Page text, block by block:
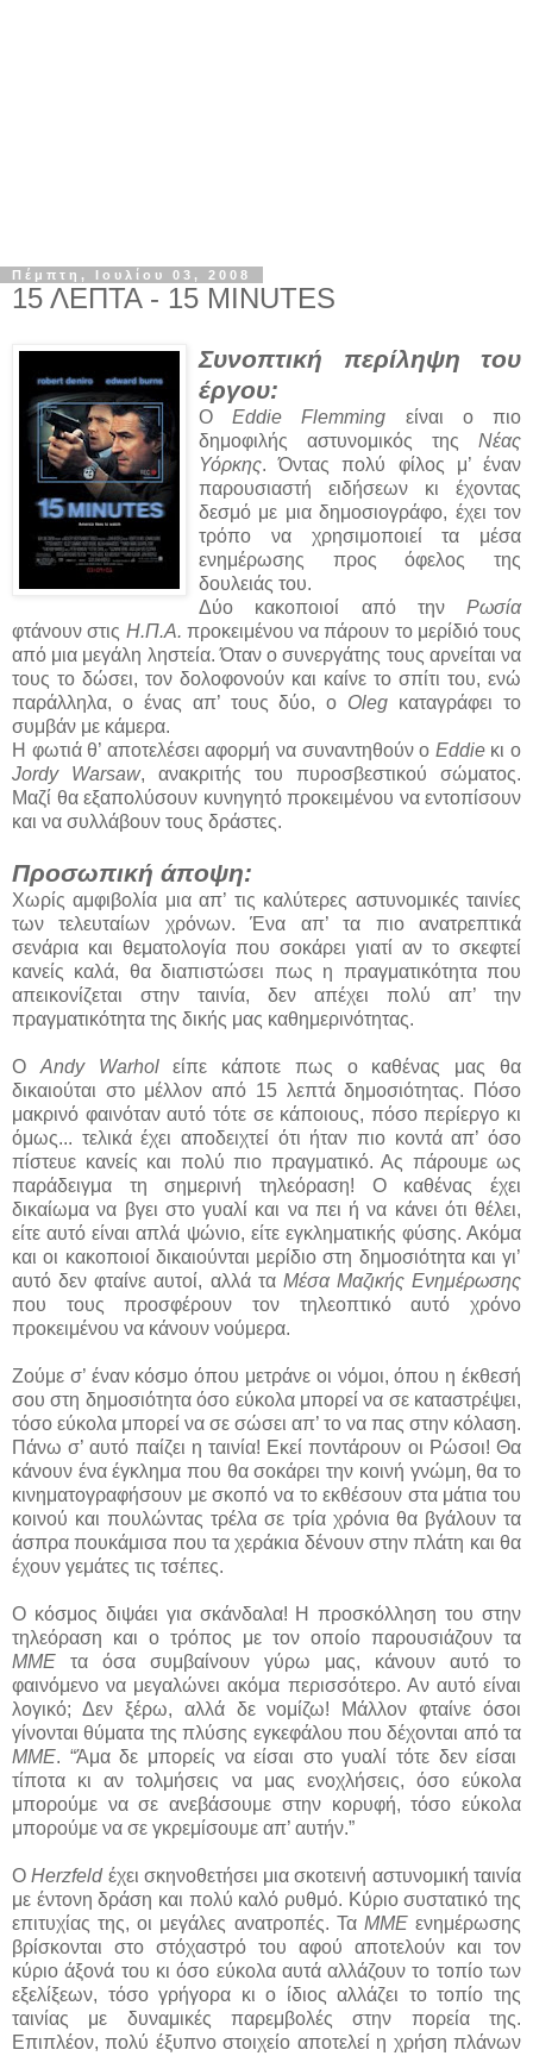
Πέμπτη, Ιουλίου 03, 2008
15 ΛΕΠΤΑ - 15 MINUTES
Συνοπτική περίληψη του
έργου:
ΟEddie Flemming είναι ο πιο
δημοφιλής αστυνομικός της Νέας
Υόρκης. Όντας πολύ φίλος μ’ έναν
παρουσιαστή ειδήσεων κι έχοντας
δεσμό με μια δημοσιογράφο, έχει τον
τρόπο να χρησιμοποιεί τα μέσα
ενημέρωσης προς όφελος της
δουλειάς του.
Δύο κακοποιοί από την Ρωσία
φτάνουν στις Η.Π.Α. προκειμένου να πάρουν το μερίδιό τους
από μια μεγάλη ληστεία. Όταν ο συνεργάτης τους αρνείται να
τους το δώσει, τον δολοφονούν και καίνε το σπίτι του, ενώ
παράλληλα, ο ένας απ’ τους δύο, ο Oleg καταγράφει το
συμβάν με κάμερα.
Η φωτιά θ’ αποτελέσει αφορμή να συναντηθούν ο Eddieκι ο
Jordy Warsaw, ανακριτής του πυροσβεστικού σώματος.
Μαζί θα εξαπολύσουν κυνηγητό προκειμένου να εντοπίσουν
και να συλλάβουν τους δράστες.
Προσωπική άποψη:
Χωρίς αμφιβολία μια απ’ τις καλύτερες αστυνομικές ταινίες
των τελευταίων χρόνων. Ένα απ’ τα πιο ανατρεπτικά
σενάρια και θεματολογία που σοκάρει γιατί αν το σκεφτεί
κανείς καλά, θα διαπιστώσει πως η πραγματικότητα που
απεικονίζεται στην ταινία, δεν απέχει πολύ απ’ την
πραγματικότητα της δικής μας καθημερινότητας.
Ο Andy Warholείπε κάποτε πως ο καθένας μας θα
δικαιούται στο μέλλον από 15 λεπτά δημοσιότητας. Πόσο
μακρινό φαινόταν αυτό τότε σε κάποιους, πόσο περίεργο κι
όμως... τελικά έχει αποδειχτεί ότι ήταν πιο κοντά απ’ όσο
πίστευε κανείς και πολύ πιο πραγματικό. Ας πάρουμε ως
παράδειγμα τη σημερινή τηλεόραση! Ο καθένας έχει
δικαίωμα να βγει στο γυαλί και να πει ή να κάνει ότι θέλει,
είτε αυτό είναι απλά ψώνιο, είτε εγκληματικής φύσης. Ακόμα
και οι κακοποιοί δικαιούνται μερίδιο στη δημοσιότητα και γι’
αυτό δεν φταίνε αυτοί, αλλά τα Μέσα Μαζικής Ενημέρωσης
που τους προσφέρουν τον τηλεοπτικό αυτό χρόνο
προκειμένου να κάνουν νούμερα.
Ζούμε σ’ έναν κόσμο όπου μετράνε οι νόμοι, όπου η έκθεσή
σου στη δημοσιότητα όσο εύκολα μπορεί να σε καταστρέψει,
τόσο εύκολα μπορεί να σε σώσει απ’ το να πας στην κόλαση.
Πάνω σ’ αυτό παίζει η ταινία! Εκεί ποντάρουν οι Ρώσοι! Θα
κάνουν ένα έγκλημα που θα σοκάρει την κοινή γνώμη, θα το
κινηματογραφήσουν με σκοπό να το εκθέσουν στα μάτια του
κοινού και πουλώντας τρέλα σε τρία χρόνια θα βγάλουν τα
άσπρα πουκάμισα που τα χεράκια δένουν στην πλάτη και θα
έχουν γεμάτες τις τσέπες.
Ο κόσμος διψάει για σκάνδαλα! Η προσκόλληση του στην
τηλεόραση και ο τρόπος με τον οποίο παρουσιάζουν τα
ΜΜΕ τα όσα συμβαίνουν γύρω μας, κάνουν αυτό το
φαινόμενο να μεγαλώνει ακόμα περισσότερο. Αν αυτό είναι
λογικό; Δεν ξέρω, αλλά δε νομίζω! Μάλλον φταίνε όσοι
γίνονται θύματα της πλύσης εγκεφάλου που δέχονται από τα
ΜΜΕ. “Άμα δε μπορείς να είσαι στο γυαλί τότε δεν είσαι
τίποτα κι αν τολμήσεις να μας ενοχλήσεις, όσο εύκολα
μπορούμε να σε ανεβάσουμε στην κορυφή, τόσο εύκολα
μπορούμε να σε γκρεμίσουμε απ’ αυτήν.”
ΟHerzfeld έχει σκηνοθετήσει μια σκοτεινή αστυνομική ταινία
με έντονη δράση και πολύ καλό ρυθμό. Κύριο συστατικό της
επιτυχίας της, οι μεγάλες ανατροπές. Τα ΜΜΕενημέρωσης
βρίσκονται στο στόχαστρό του αφού αποτελούν και τον
κύριο άξονά του κι όσο εύκολα αυτά αλλάζουν το τοπίο των
εξελίξεων, τόσο γρήγορα κι ο ίδιος αλλάζει το τοπίο της
ταινίας με δυναμικές παρεμβολές στην πορεία της.
Επιπλέον, πολύ έξυπνο στοιχείο αποτελεί η χρήση πλάνων